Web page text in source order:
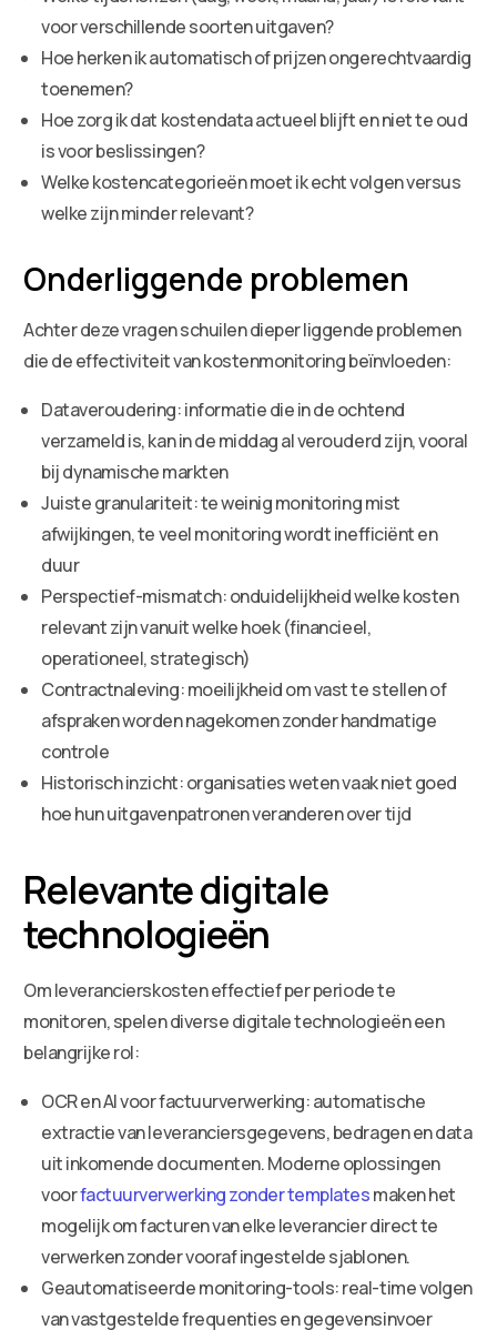
voor verschillende soorten uitgaven?
Hoe herken ik automatisch of prijzen ongerechtvaardig
toenemen?
Hoe zorg ik dat kostendata actueel blijft en niet te oud
is voor beslissingen?
Welke kostencategorieën moet ik echt volgen versus
welke zijn minder relevant?
Onderliggende problemen
Achter deze vragen schuilen dieper liggende problemen
die de effectiviteit van kostenmonitoring beïnvloeden:
Dataveroudering: informatie die in de ochtend
verzameld is, kan in de middag al verouderd zijn, vooral
bij dynamische markten
Juiste granulariteit: te weinig monitoring mist
afwijkingen, te veel monitoring wordt inefficiënt en
duur
Perspectief-mismatch: onduidelijkheid welke kosten
relevant zijn vanuit welke hoek (financieel,
operationeel, strategisch)
Contractnaleving: moeilijkheid om vast te stellen of
afspraken worden nagekomen zonder handmatige
controle
Historisch inzicht: organisaties weten vaak niet goed
hoe hun uitgavenpatronen veranderen over tijd
Relevante digitale
technologieën
Om leverancierskosten effectief per periode te
monitoren, spelen diverse digitale technologieën een
belangrijke rol:
OCR en AI voor factuurverwerking: automatische
extractie van leveranciersgegevens, bedragen en data
uit inkomende documenten. Moderne oplossingen
voorfactuurverwerking zonder templatesmaken het
mogelijk om facturen van elke leverancier direct te
verwerken zonder vooraf ingestelde sjablonen.
Geautomatiseerde monitoring-tools: real-time volgen
van vastgestelde frequenties en gegevensinvoer